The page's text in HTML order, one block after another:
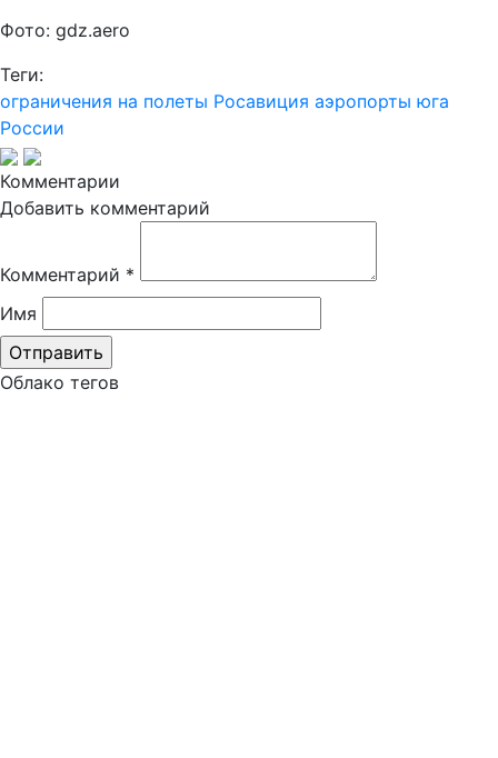
Фото: gdz.aero
Теги:
ограничения на полеты Росавиция аэропорты юга
России
Комментарии
Добавить комментарий
Комментарий *
Имя
Облако тегов